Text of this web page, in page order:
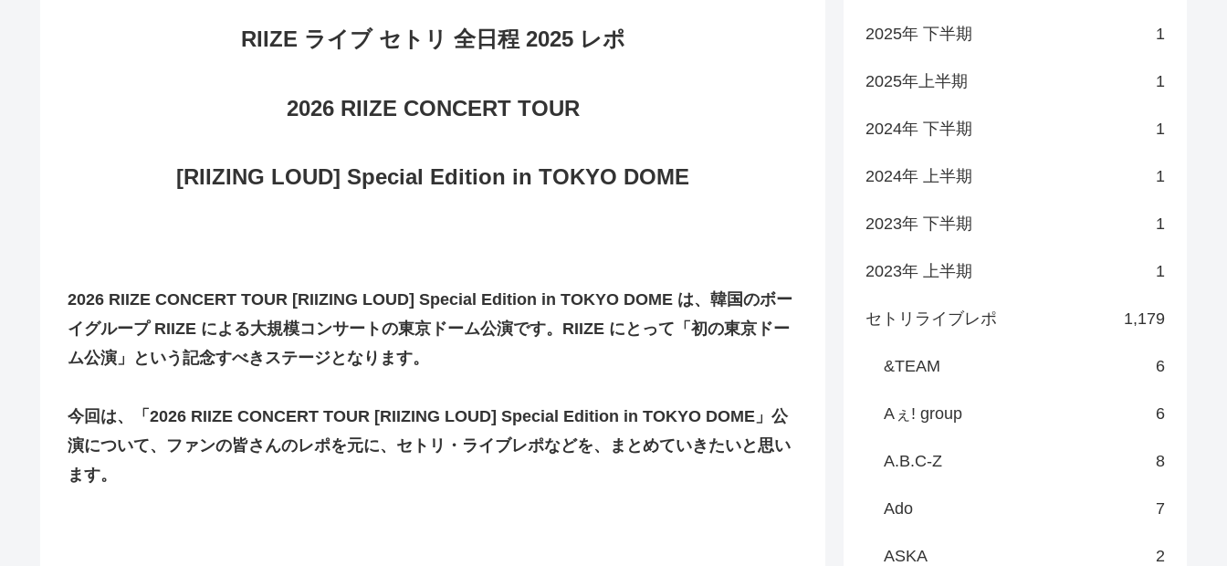
RIIZE ライブ セトリ 全日程 2025 レポ
2026 RIIZE CONCERT TOUR
[RIIZING LOUD] Special Edition in TOKYO DOME
2026 RIIZE CONCERT TOUR [RIIZING LOUD] Special Edition in TOKYO DOME は、韓国のボー
イグループ RIIZE による大規模コンサートの東京ドーム公演です。RIIZE にとって「初の東京ドー
ム公演」という記念すべきステージとなります。
今回は、「2026 RIIZE CONCERT TOUR [RIIZING LOUD] Special Edition in TOKYO DOME」公
演について、ファンの皆さんのレポを元に、セトリ・ライブレポなどを、まとめていきたいと思い
ます。
2025年 下半期 1
2025年上半期 1
2024年 下半期 1
2024年 上半期 1
2023年 下半期 1
2023年 上半期 1
セトリライブレポ 1,179
&TEAM 6
Aぇ! group 6
A.B.C-Z 8
Ado 7
ASKA 2